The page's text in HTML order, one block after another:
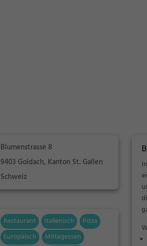
Blumenstrasse 8
9403 Goldach, Kanton St. Gallen
Schweiz
Restaurant Italienisch
Pizza
Europäisch
Mittagessen